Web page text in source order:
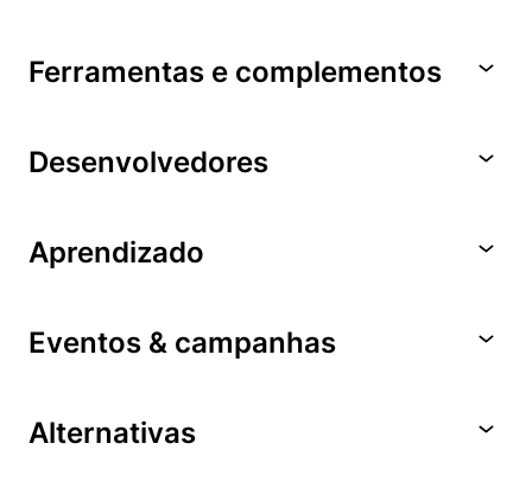
Ferramentas e complementos
Desenvolvedores
Aprendizado
Eventos & campanhas
Alternativas